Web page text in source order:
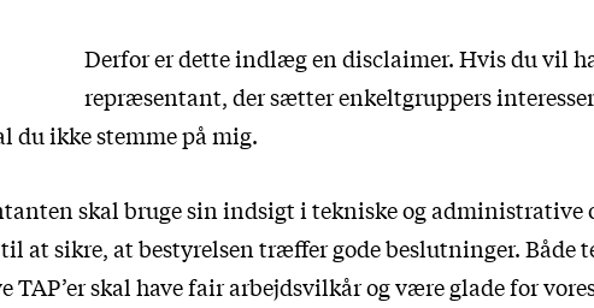
Derfor er dette indlæg en disclaimer. Hvis du vil
repræsentant, der sætter enkeltgruppers interesser
du ikke stemme på mig.
skal bruge sin indsigt i tekniske og administrative
at sikre, at bestyrelsen træffer gode beslutninger. Både
skal have fair arbejdsvilkår og være glade for